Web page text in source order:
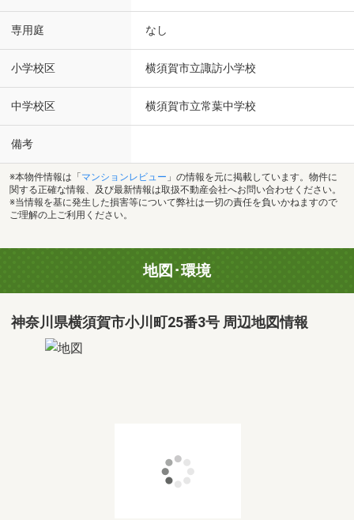
専用庭 なし
小学校区 横須賀市立諏訪小学校
中学校区 横須賀市立常葉中学校
備考
※本物件情報は「 マンションレビュー 」の情報を元に掲載しています。物件に
関する正確な情報、及び最新情報は取扱不動産会社へお問い合わせください。
※当情報を基に発生した損害等について弊社は一切の責任を負いかねますので
ご理解の上ご利用ください。
地図･環境
神奈川県横須賀市小川町25番3号 周辺地図情報